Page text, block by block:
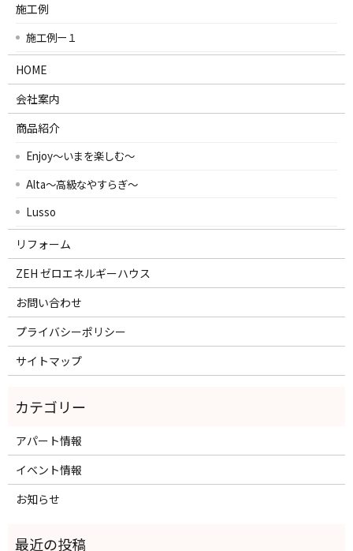
施工例
施工例ー１
HOME
会社案内
商品紹介
Enjoy～いまを楽しむ～
Alta～高級なやすらぎ～
Lusso
リフォーム
ZEH ゼロエネルギーハウス
お問い合わせ
プライバシーポリシー
サイトマップ
アパート情報
イベント情報
お知らせ